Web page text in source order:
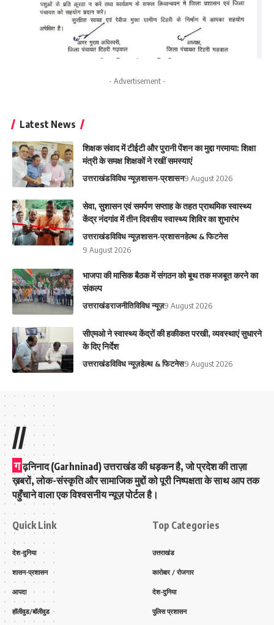
- Advertisement -
Latest News
शिक्षक संवाद में टीईटी और पुरानी पेंशन का मुद्दा गरमाया: शिक्षा
मंत्री के समक्ष शिक्षकों ने रखीं समस्याएं
उत्तराखंडविविध न्यूज़शासन-प्रशासन9 August 2026
सेवा, सुशासन एवं समर्पण सप्ताह के तहत प्राथमिक स्वास्थ्य
केंद्र नंदगांव में तीन दिवसीय स्वास्थ्य शिविर का शुभारंभ
उत्तराखंडविविध न्यूज़शासन-प्रशासनहेल्थ & फिटनेस
9 August 2026
भाजपा की मासिक बैठक में संगठन को बूथ तक मजबूत करने का
संकल्प
उत्तराखंडराजनीतिविविध न्यूज़9 August 2026
सीएमओ ने स्वास्थ्य केंद्रों की हकीकत परखी, व्यवस्थाएं सुधारने
के दिए निर्देश
उत्तराखंडविविध न्यूज़हेल्थ & फिटनेस9 August 2026
//
ग ढ़निनाद (Garhninad) उत्तराखंड की धड़कन है, जो प्रदेश की ताज़ा
ख़बरों, लोक-संस्कृति और सामाजिक मुद्दों को पूरी निष्पक्षता के साथ आप तक
पहुँचाने वाला एक विश्वसनीय न्यूज़ पोर्टल है।
Quick Link
देश-दुनिया
शासन-प्रशासन
आपदा
हॉलीवुड/बॉलीवुड
Top Categories
उत्तराखंड
कारोबार / रोजगार
देश-दुनिया
पुलिस प्रशासन